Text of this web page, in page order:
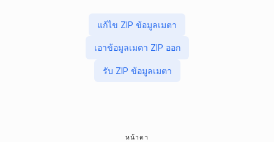
แก้ไข ZIP ข้อมูลเมตา
เอาข้อมูลเมตา ZIP ออก
รับ ZIP ข้อมูลเมตา
หน้าตา